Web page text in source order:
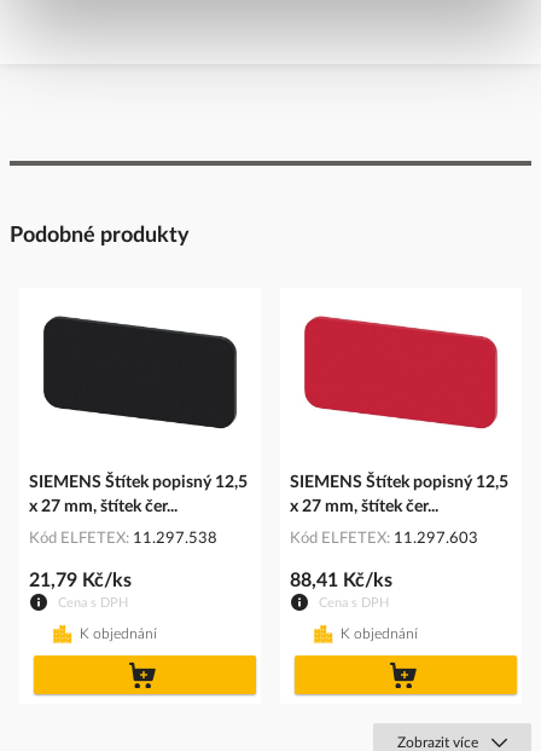
Podobné produkty
SIEMENS Štítek popisný 12,5
x 27 mm, štítek čer...
Kód ELFETEX 11.297.538
Cena s DPH
21,79 Kč/ks
K objednání
SIEMENS Štítek popisný 12,5
x 27 mm, štítek čer...
Kód ELFETEX 11.297.603
Cena s DPH
88,41 Kč/ks
K objednání
Zobrazit více